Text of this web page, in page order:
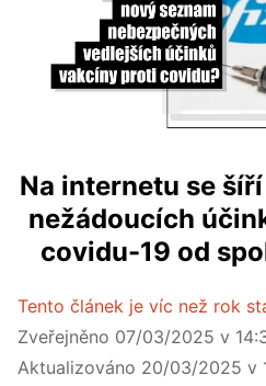
Na internetu se
nežádoucích
covidu-19 od
Tento článek je víc než rok
Zveřejněno 07/03/2025 v
Aktualizováno 20/03/2025 v